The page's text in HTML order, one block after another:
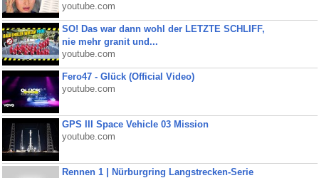
youtube.com
SO! Das war dann wohl der LETZTE SCHLIFF,
nie mehr granit und...
youtube.com
Fero47 - Glück (Official Video)
youtube.com
GPS III Space Vehicle 03 Mission
youtube.com
Rennen 1 | Nürburgring Langstrecken-Serie